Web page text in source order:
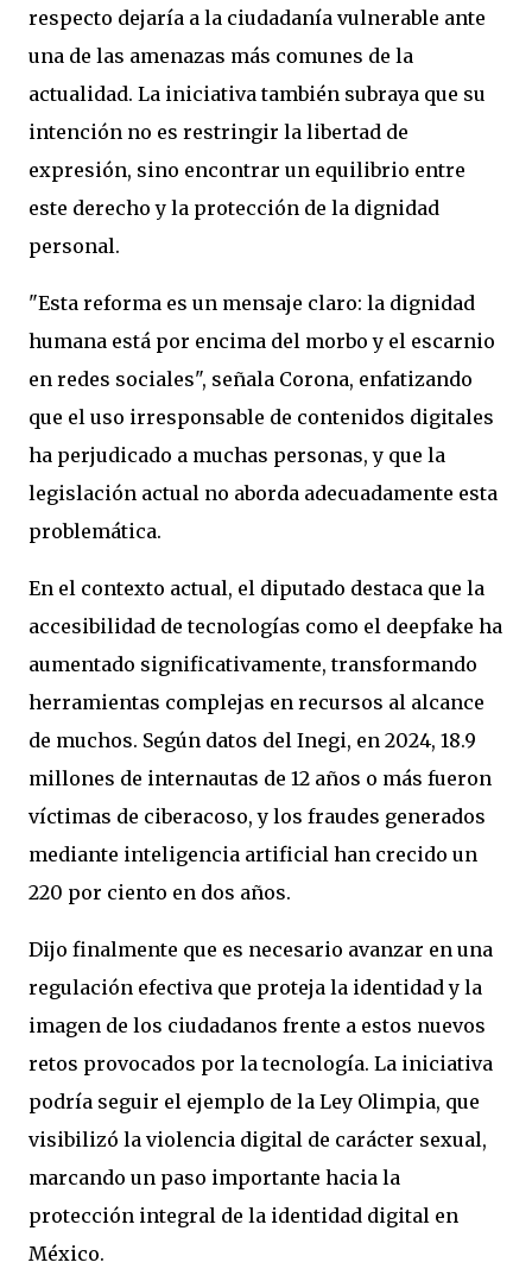
respecto dejaría a la ciudadanía vulnerable ante
una de las amenazas más comunes de la
actualidad. La iniciativa también subraya que su
intención no es restringir la libertad de
expresión, sino encontrar un equilibrio entre
este derecho y la protección de la dignidad
personal.
"Esta reforma es un mensaje claro: la dignidad
humana está por encima del morbo y el escarnio
en redes sociales", señala Corona, enfatizando
que el uso irresponsable de contenidos digitales
ha perjudicado a muchas personas, y que la
legislación actual no aborda adecuadamente esta
problemática.
En el contexto actual, el diputado destaca que la
accesibilidad de tecnologías como el deepfake ha
aumentado significativamente, transformando
herramientas complejas en recursos al alcance
de muchos. Según datos del Inegi, en 2024, 18.9
millones de internautas de 12 años o más fueron
víctimas de ciberacoso, y los fraudes generados
mediante inteligencia artificial han crecido un
220 por ciento en dos años.
Dijo finalmente que es necesario avanzar en una
regulación efectiva que proteja la identidad y la
imagen de los ciudadanos frente a estos nuevos
retos provocados por la tecnología. La iniciativa
podría seguir el ejemplo de la Ley Olimpia, que
visibilizó la violencia digital de carácter sexual,
marcando un paso importante hacia la
protección integral de la identidad digital en
México.